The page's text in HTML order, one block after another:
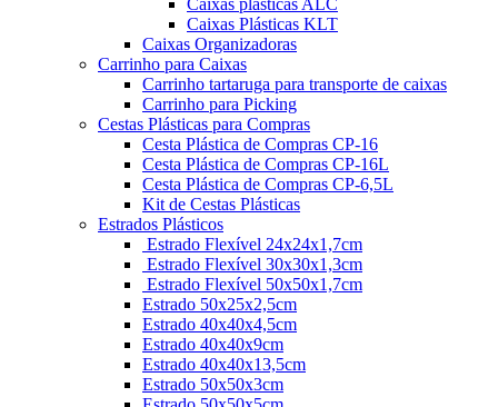
Caixas plásticas ALC
Caixas Plásticas KLT
Caixas Organizadoras
Carrinho para Caixas
Carrinho tartaruga para transporte de caixas
Carrinho para Picking
Cestas Plásticas para Compras
Cesta Plástica de Compras CP-16
Cesta Plástica de Compras CP-16L
Cesta Plástica de Compras CP-6,5L
Kit de Cestas Plásticas
Estrados Plásticos
Estrado Flexível 24x24x1,7cm
Estrado Flexível 30x30x1,3cm
Estrado Flexível 50x50x1,7cm
Estrado 50x25x2,5cm
Estrado 40x40x4,5cm
Estrado 40x40x9cm
Estrado 40x40x13,5cm
Estrado 50x50x3cm